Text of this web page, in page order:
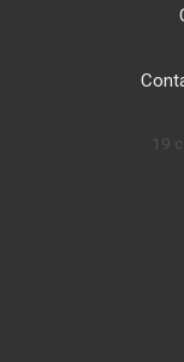
19